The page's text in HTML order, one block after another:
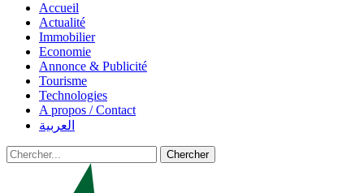
Accueil
Actualité
Immobilier
Economie
Annonce & Publicité
Tourisme
Technologies
A propos / Contact
العربية